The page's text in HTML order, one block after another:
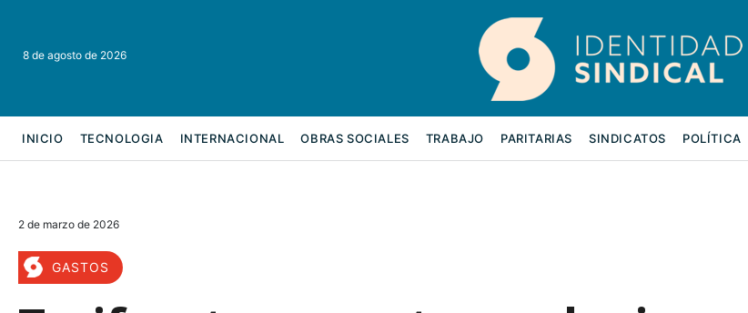
8 de agosto de 2026
INICIO TECNOLOGIA INTERNACIONAL OBRAS SOCIALES TRABAJO PARITARIAS SINDICATOS POLÍTICA
2 de marzo de 2026
GASTOS